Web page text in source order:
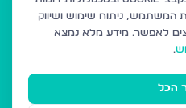
המשתמש, ניתוח שימוש ושיווק
לאפשר. מידע מלא נמצא
.
הכל